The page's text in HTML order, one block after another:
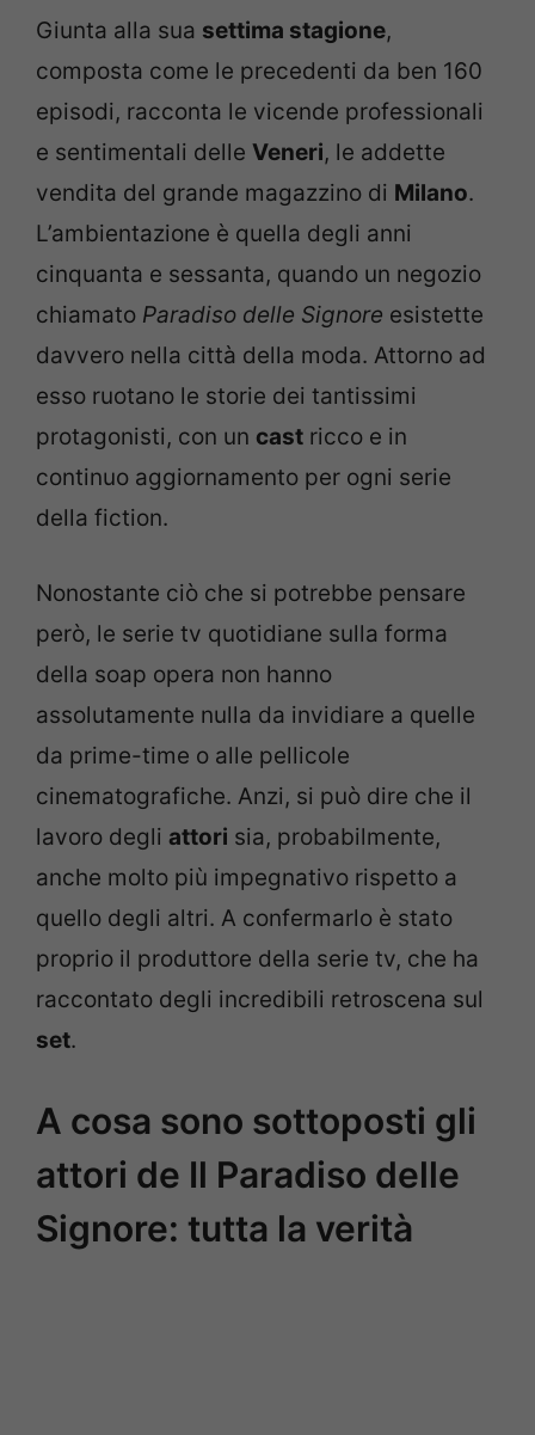
Giunta alla sua settima stagione,
composta come le precedenti da ben 160
episodi, racconta le vicende professionali
e sentimentali delle Veneri, le addette
vendita del grande magazzino di Milano.
L’ambientazione è quella degli anni
cinquanta e sessanta, quando un negozio
chiamato Paradiso delle Signore esistette
davvero nella città della moda. Attorno ad
esso ruotano le storie dei tantissimi
protagonisti, con un cast ricco e in
continuo aggiornamento per ogni serie
della fiction.
Nonostante ciò che si potrebbe pensare
però, le serie tv quotidiane sulla forma
della soap opera non hanno
assolutamente nulla da invidiare a quelle
da prime-time o alle pellicole
cinematografiche. Anzi, si può dire che il
lavoro degli attori sia, probabilmente,
anche molto più impegnativo rispetto a
quello degli altri. A confermarlo è stato
proprio il produttore della serie tv, che ha
raccontato degli incredibili retroscena sul
set.
A cosa sono sottoposti gli
attori de Il Paradiso delle
Signore: tutta la verità